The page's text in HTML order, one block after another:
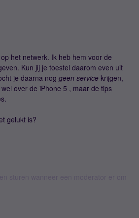
het netwerk. Ik heb hem voor de
Kun jij je toestel daarom even uit
je daarna nog geen service krijgen,
over de iPhone 5 , maar de tips
gelukt is?